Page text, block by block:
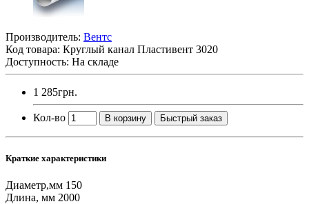
Производитель: Вентс
Код товара: Круглый канал Пластивент 3020
Доступность: На складе
1 285грн.
Кол-во В корзину Быстрый заказ
Краткие характеристики
Диаметр,мм 150
Длина, мм 2000